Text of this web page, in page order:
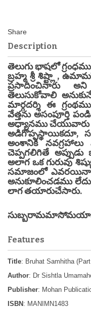
Description
తెలుగు భాషలో
బ్రహ్మ శ్రీ శిష్ట్లా ,
ప్రసాదించినారు అని
తెలుసుకోవాలి
మార్గదర్శి ఈ
వేత్తను అసంపూర్తి
అధ్యానము చేయువారు
అడిగొప్పస్థాయికదూ,
అంశానికి
చెప్పగలిగితే అప్పుడు
అలాగ ఒక గురువు
సమాజంలో ఎవరయినా
అనుకూలించడము
లాగ తయారుచేసారు.
- శ్రీ
Features
Title: Bruhat Samhitha
Author: Dr Sishtla
Publisher: Mohan
ISBN : MANIMN1483